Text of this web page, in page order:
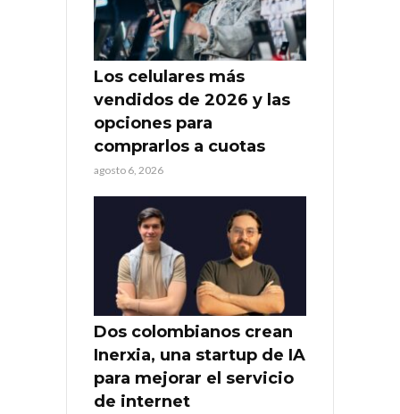
Los celulares más
vendidos de 2026 y las
opciones para
comprarlos a cuotas
agosto 6, 2026
Dos colombianos crean
Inerxia, una startup de IA
para mejorar el servicio
de internet